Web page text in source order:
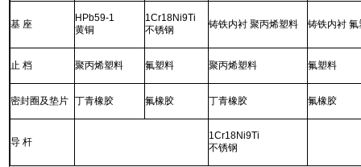
基 座
HPb59-1
黄铜
1Cr18Ni9Ti
不锈钢
铸铁内衬 聚丙烯塑料 铸铁内衬 氟
止 档 聚丙烯塑料 氟塑料 聚丙烯塑料 氟塑料
密封圈及垫片 丁青橡胶 氟橡胶 丁青橡胶 氟橡胶
导 杆
1Cr18Ni9Ti
不锈钢